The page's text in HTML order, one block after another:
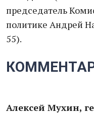
председатель
политике Андрей
55).
Алексей Мухин,